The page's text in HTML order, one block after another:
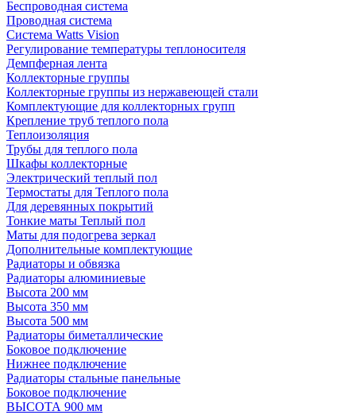
Беспроводная система
Проводная система
Система Watts Vision
Регулирование температуры теплоносителя
Демпферная лента
Коллекторные группы
Коллекторные группы из нержавеющей стали
Комплектующие для коллекторных групп
Крепление труб теплого пола
Теплоизоляция
Трубы для теплого пола
Шкафы коллекторные
Электрический теплый пол
Термостаты для Теплого пола
Для деревянных покрытий
Тонкие маты Теплый пол
Маты для подогрева зеркал
Дополнительные комплектующие
Радиаторы и обвязка
Радиаторы алюминиевые
Высота 200 мм
Высота 350 мм
Высота 500 мм
Радиаторы биметаллические
Боковое подключение
Нижнее подключение
Радиаторы стальные панельные
Боковое подключение
ВЫСОТА 900 мм